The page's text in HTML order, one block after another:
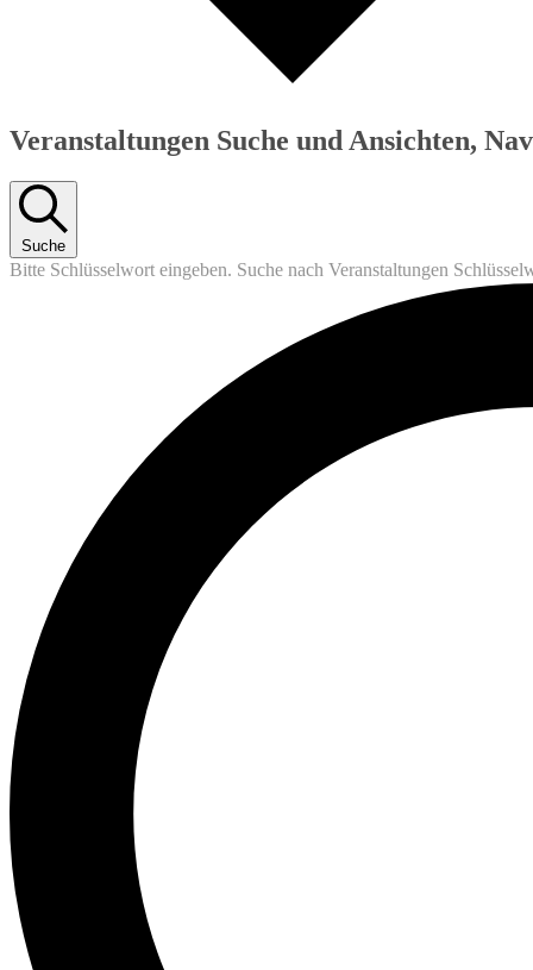
Veranstaltungen Suche und Ansichten,
Suche
Bitte Schlüsselwort eingeben. Suche nach Veranstaltungen